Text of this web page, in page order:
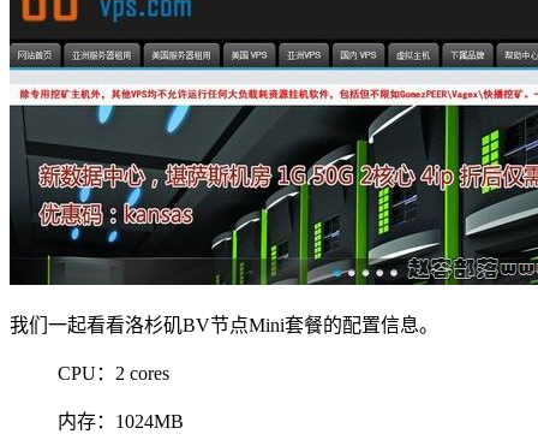
我们一起看看洛杉矶BV节点Mini套餐的配置信息。
CPU：2 cores
内存：1024MB